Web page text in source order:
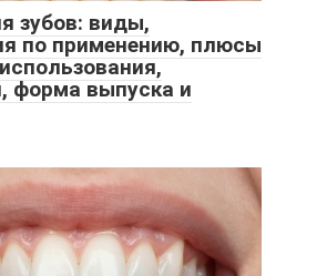
зубов: виды,
по применению, плюсы
форма выпуска и